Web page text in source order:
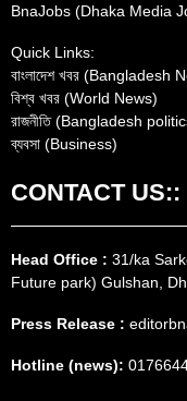
BnaJobs (Dhaka Media
Quick Links:
বাংলাদেশ খবর (Bangladesh
বিশ্ব খবর (World News)
রাজনীতি (Bangladesh
ব্যবসা (Business)
CONTACT US::
Head Office : 31/ka
Future park) Gulshan,
Press Release :
Hotline (news):